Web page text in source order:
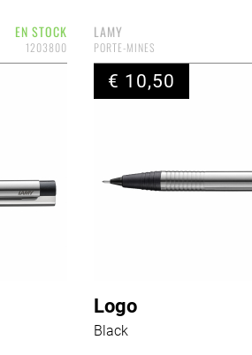
EN STOCK
1203800
LAMY
PORTE-MINES
€ 10,50
Logo
Black